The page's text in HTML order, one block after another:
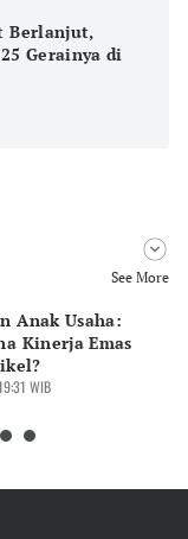
Berlanjut,
Gerainya di
See More
Anak Usaha:
Kinerja Emas
WIB